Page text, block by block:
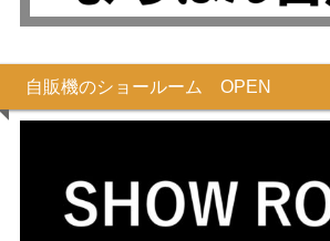
自販機のショールーム OPEN